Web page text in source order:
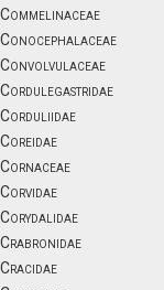
Commelinaceae
Conocephalaceae
Convolvulaceae
Cordulegastridae
Corduliidae
Coreidae
Cornaceae
Corvidae
Corydalidae
Crabronidae
Cracidae